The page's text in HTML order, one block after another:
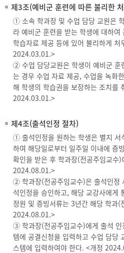
제3조(예비군 훈련에 따른 불리한
① 소속 학과장 및 수업 담당 교원은
라 예비군 훈련을 받는 학생에 대하
학습자료 제공 등에 있어 불리하게 처
2024.03.01.>
② 수업 담당교원은 학생이 예비군 훈
는 경우 수업 자료 제공, 수업을 녹화
해 학생의 학습권을 보장하는 조치를
2024.03.01.>
제4조(출석인정 절차)
① 출석인정을 원하는 학생은 별지 서
하여 해당일로부터 일주일 이내에 증
확인을 받은 후 학과장(전공주임교수
2024.08.01.>
② 학과장(전공주임교수)은 출석인정
석인정을 승인하고, 해당 교강사에게
정원 및 증빙서류는 3년간 해당 학과(
2024.08.01.>
③ 학과장(전공주임교수)에게 출석 인
템에 공결신청을 입력하고 수업 담당
스템에 입력하여야 한다. <개정